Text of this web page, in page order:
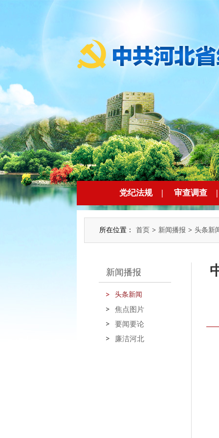
党纪法规 | 审查调查 |
所在位置： 首页 > 新闻播报 > 头条新
新闻播报
头条新闻
焦点图片
要闻要论
廉洁河北